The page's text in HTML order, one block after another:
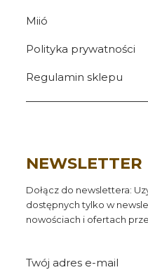
Miió
Polityka prywatności
Regulamin sklepu
NEWSLETTER
Dołącz do newslettera:
dostępnych tylko w
nowościach i ofertach
Twój adres e-mail